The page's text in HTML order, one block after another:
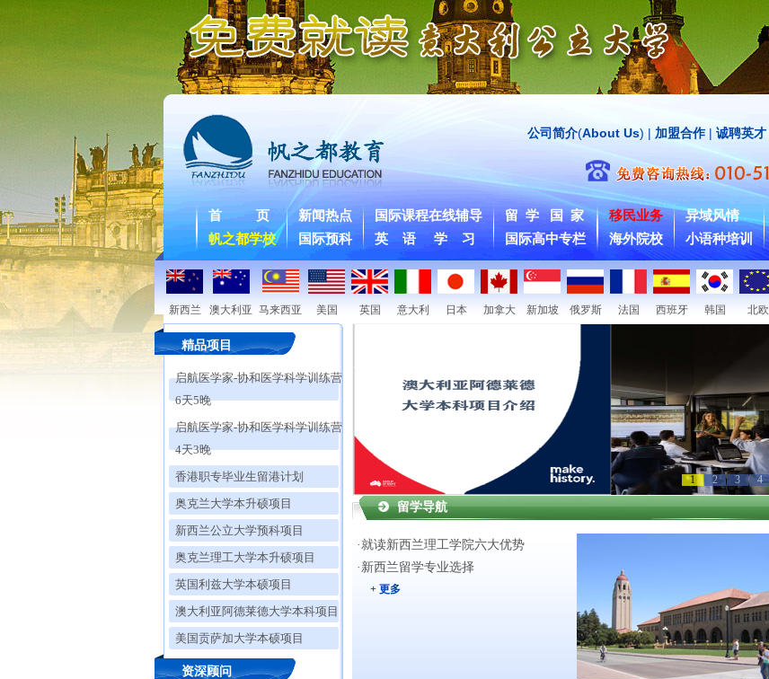
公司简介(About Us) | 加盟合作| 诚聘英才
首 页
帆之都学校
新闻热点
国际预科
国际课程在线辅导
英 语 学 习
留 学 国 家
国际高中专栏
移民业务
海外院校
异域风情
小语种培训
新西兰 澳大利亚 马来西亚 美国 英国 意大利 日本 加拿大 新加坡 俄罗斯 法国 西班牙 韩国 北欧
精品项目
启航医学家-协和医学科学训练营
6天5晚
启航医学家-协和医学科学训练营
4天3晚
香港职专毕业生留港计划
奥克兰大学本升硕项目
新西兰公立大学预科项目
奥克兰理工大学本升硕项目
英国利兹大学本硕项目
澳大利亚阿德莱德大学本科项目
美国贡萨加大学本硕项目
资深顾问
1 2 3 4
留学导航
·就读新西兰理工学院六大优势
· 新西兰留学专业选择
+ 更多